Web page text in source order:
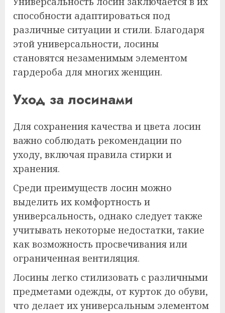
способности адаптироваться под
различные ситуации и стили. Благодаря
этой универсальности, лосины
становятся незаменимым элементом
гардероба для многих женщин.
Уход за лосинами
Для сохранения качества и цвета лосин
важно соблюдать рекомендации по
уходу, включая правила стирки и
хранения.
Среди преимуществ лосин можно
выделить их комфортность и
универсальность, однако следует также
учитывать некоторые недостатки, такие
как возможность просвечивания или
ограниченная вентиляция.
Лосины легко стилизовать с различными
предметами одежды, от курток до обуви,
что делает их универсальным элементом